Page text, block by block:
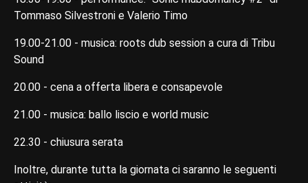
Tommaso Silvestroni e Valerio Timo
19.00-21.00 - musica: roots dub session a cura di Tribu
Sound
20.00 - cena a offerta libera e consapevole
21.00 - musica: ballo liscio e world music
22.30 - chiusura serata
Inoltre, durante tutta la giornata ci saranno le seguenti